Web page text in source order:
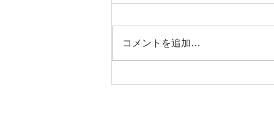
本日タコ便
コメントを追加…